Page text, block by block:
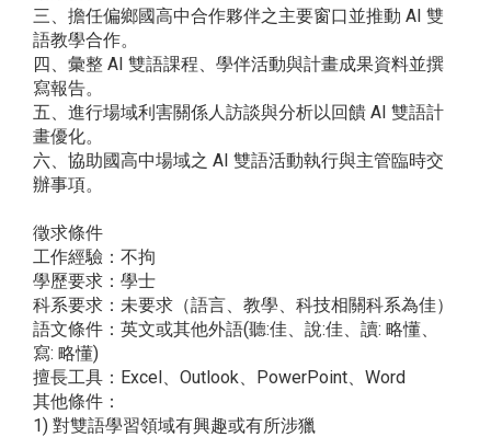
三、擔任偏鄉國高中合作夥伴之主要窗口並推動 AI 雙
語教學合作。
四、彙整 AI 雙語課程、學伴活動與計畫成果資料並撰
寫報告。
五、進行場域利害關係人訪談與分析以回饋 AI 雙語計
畫優化。
六、協助國高中場域之 AI 雙語活動執行與主管臨時交
辦事項。
徵求條件
工作經驗：不拘
學歷要求：學士
科系要求：未要求（語言、教學、科技相關科系為佳）
語文條件：英文或其他外語(聽:佳、說:佳、讀: 略懂、
寫: 略懂)
擅長工具：Excel、Outlook、PowerPoint、Word
其他條件：
1) 對雙語學習領域有興趣或有所涉獵